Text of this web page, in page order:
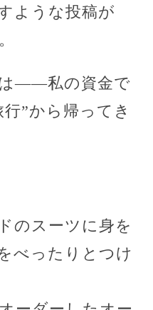
ような投稿が
——私の資金で
”から帰ってき
のスーツに身を
べったりとつけ